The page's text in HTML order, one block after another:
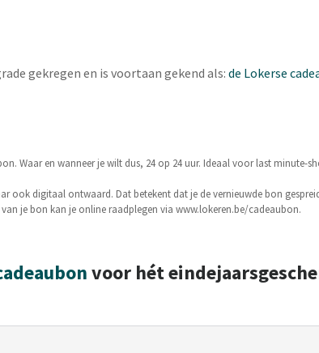
gekregen en is voortaan gekend als: de Lokerse
Waar en wanneer je wilt dus, 24 op 24 uur. Ideaal voor last minute-
ook digitaal ontwaard. Dat betekent dat je de vernieuwde bon
je bon kan je online raadplegen via www.lokeren.be/cadeaubon.
voor hét